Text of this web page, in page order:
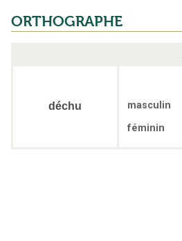
ORTHOGRAPHE
déchu
masculin
féminin